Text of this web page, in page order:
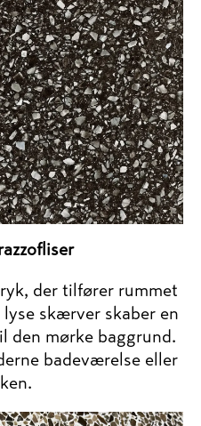
der tilfører rummet
lyse skærver skaber en
den mørke baggrund.
badeværelse eller